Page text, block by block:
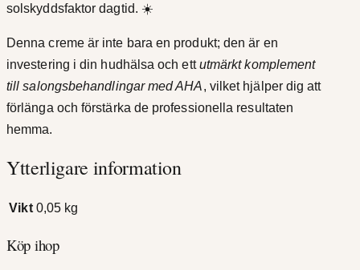
solskyddsfaktor dagtid. ☀️
Denna creme är inte bara en produkt; den är en
investering i din hudhälsa och ettutmärkt komplement
till salongsbehandlingar med AHA, vilket hjälper dig att
förlänga och förstärka de professionella resultaten
hemma.
Ytterligare information
Vikt 0,05 kg
Köp ihop